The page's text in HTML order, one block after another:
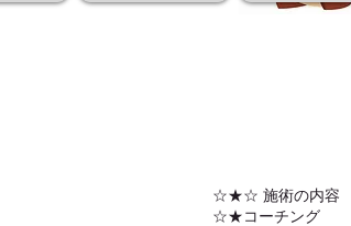
☆★☆ 施術の内容
☆★コーチング